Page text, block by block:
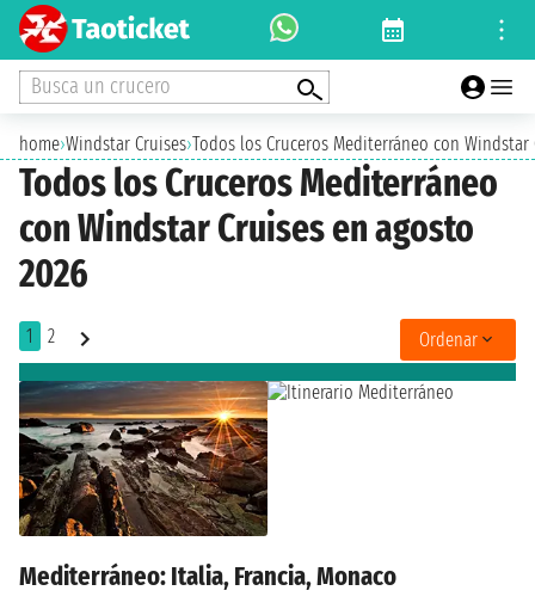
Busca un crucero
home›Windstar Cruises›Todos los Cruceros Mediterráneo con Windstar
Todos los Cruceros Mediterráneo
con Windstar Cruises en agosto
2026
1 2 Ordenar
Mediterráneo: Italia, Francia, Monaco